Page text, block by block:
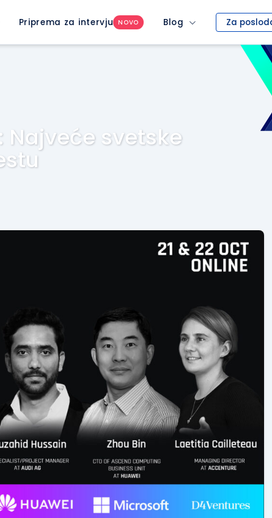
Priprema za intervju NOVO Blog Za
Najveće svetske